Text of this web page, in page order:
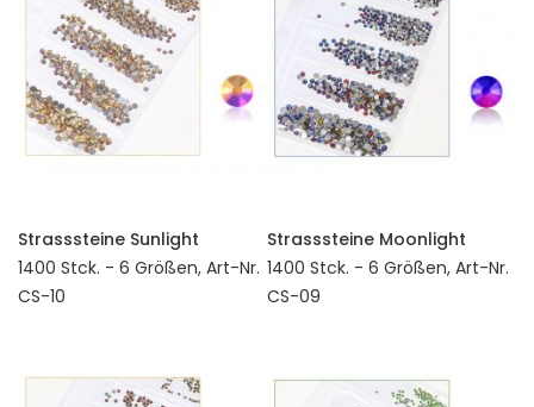
Strasssteine Sunlight
1400 Stck. - 6 Größen, Art-Nr.
CS-10
Strasssteine Moonlight
1400 Stck. - 6 Größen, Art-Nr.
CS-09